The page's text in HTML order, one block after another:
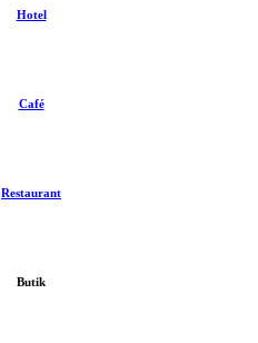
Hotel
Café
Restaurant
Butik